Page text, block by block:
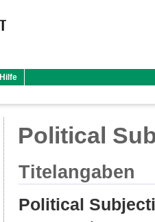
Hilfe
Political
Titelangaben
Political